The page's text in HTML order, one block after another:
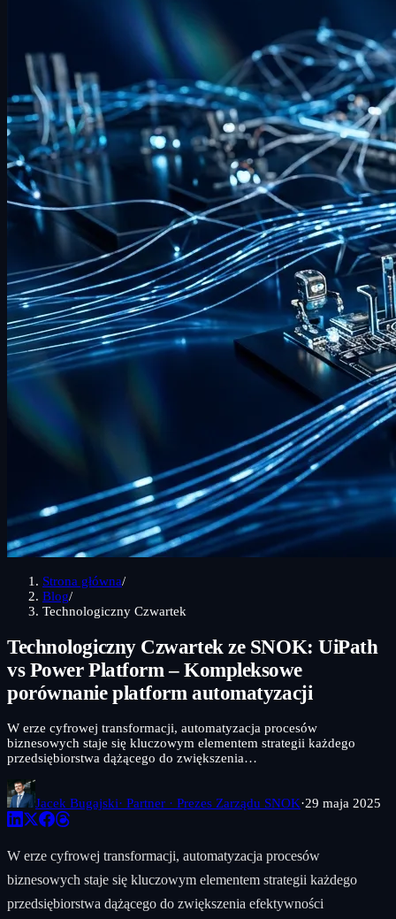
Strona główna/
Blog/
Technologiczny Czwartek
Technologiczny Czwartek ze SNOK: UiPath
vs Power Platform – Kompleksowe
porównanie platform automatyzacji
W erze cyfrowej transformacji, automatyzacja procesów
biznesowych staje się kluczowym elementem strategii każdego
przedsiębiorstwa dążącego do zwiększenia…
Jacek Bugajski· Partner · Prezes Zarządu SNOK·29 maja 2025
W erze cyfrowej transformacji, automatyzacja procesów
biznesowych staje się kluczowym elementem strategii każdego
przedsiębiorstwa dążącego do zwiększenia efektywności